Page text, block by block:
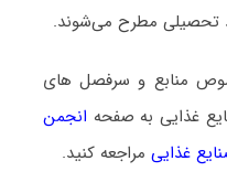
تحصیلی مطرح می‌شوند.
منابع و سرفصل های
غذایی به صفحه انجمن
غذاییمراجعه کنید.